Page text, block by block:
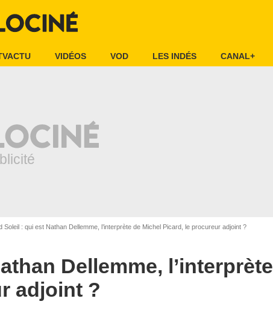
VIDÉOS VOD LES INDÉS CANAL+
Soleil : qui est Nathan Dellemme, l’interprète de Michel Picard, le procureur adjoint ?
Dellemme, l’interprète
adjoint ?